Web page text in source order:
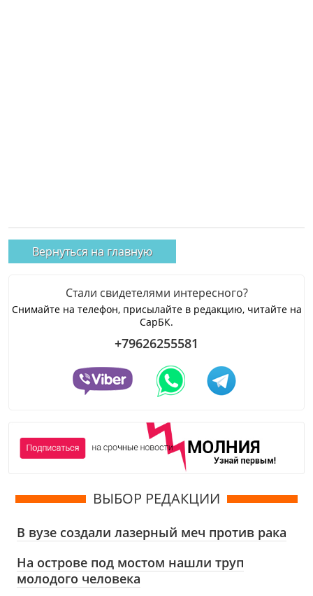
Вернуться на главную
Стали свидетелями интересного?
Снимайте на телефон, присылайте в редакцию, читайте на
СарБК.
+79626255581
ВЫБОР РЕДАКЦИИ
В вузе создали лазерный меч против рака
На острове под мостом нашли труп
молодого человека